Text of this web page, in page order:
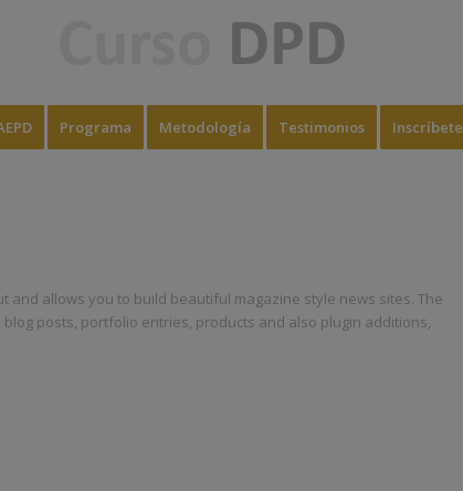
Programa Metodología Testimonios Inscríbete
allows you to build beautiful magazine style news sites. The
posts, portfolio entries, products and also plugin additions,